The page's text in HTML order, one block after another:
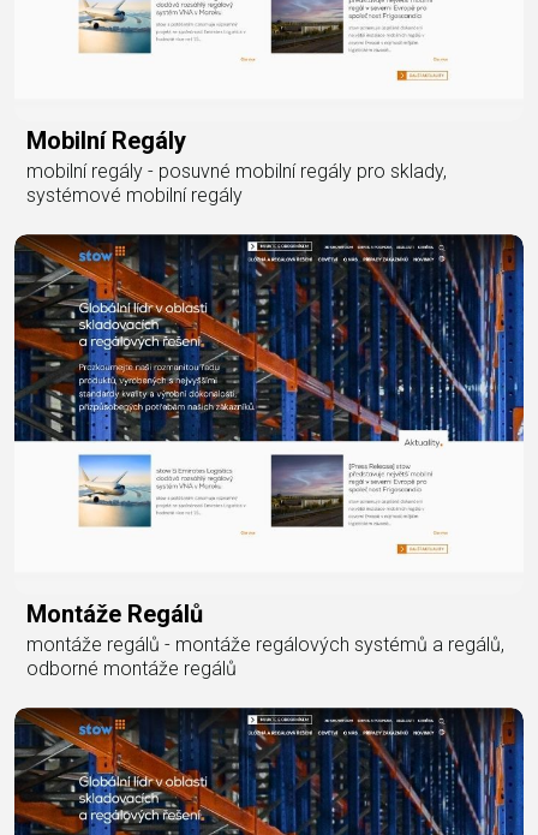
Mobilní Regály
mobilní regály - posuvné mobilní regály pro sklady,
systémové mobilní regály
Montáže Regálů
montáže regálů - montáže regálových systémů a regálů,
odborné montáže regálů